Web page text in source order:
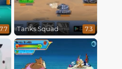
7.7 Tanks Squad 7.3